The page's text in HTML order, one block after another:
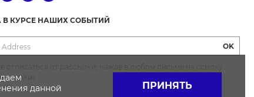
В КУРСЕ НАШИХ СОБЫТИЙ
OK
данной
ПРИНЯТЬ